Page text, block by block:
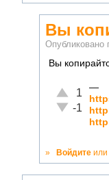
Вы
Опубликовано
Вы
Отлично!
1
-1
—
» Войдите или